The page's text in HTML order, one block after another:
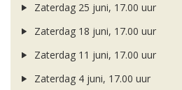
Zaterdag 25 juni, 17.00 uur
Zaterdag 18 juni, 17.00 uur
Zaterdag 11 juni, 17.00 uur
Zaterdag 4 juni, 17.00 uur